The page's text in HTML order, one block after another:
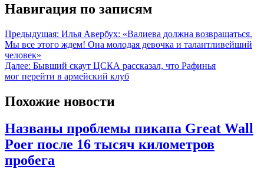
Навигация по записям
Предыдущая: Илья Авербух: «Валиева должна возвращаться.
Мы все этого ждем! Она молодая девочка и талантливейший
человек»
Далее: Бывший скаут ЦСКА рассказал, что Рафинья
мог перейти в армейский клуб
Похожие новости
Названы проблемы пикапа Great Wall
Poer после 16 тысяч километров
пробега